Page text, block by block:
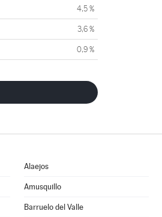
4,5 %
3,6 %
0,9 %
Alaejos
Amusquillo
Barruelo del Valle